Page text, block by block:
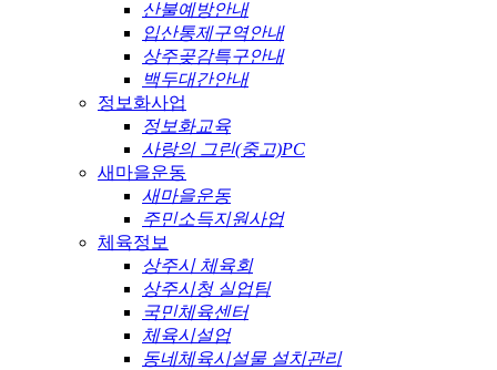
산불예방안내
입산통제구역안내
상주곶감특구안내
백두대간안내
정보화사업
정보화교육
사랑의 그린(중고)PC
새마을운동
새마을운동
주민소득지원사업
체육정보
상주시 체육회
상주시청 실업팀
국민체육센터
체육시설업
동네체육시설물 설치관리